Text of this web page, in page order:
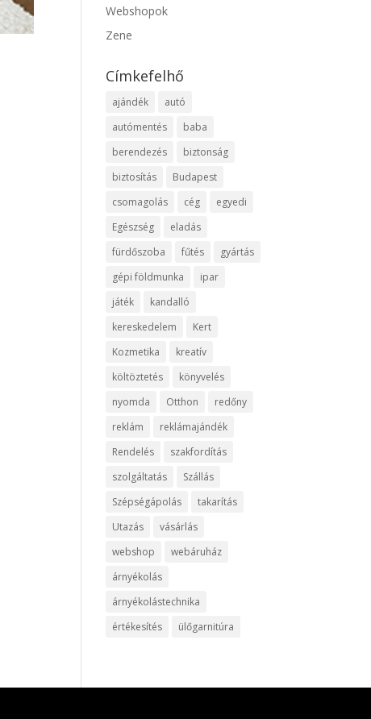
Webshopok
Zene
Címkefelhő
ajándék
autó
autómentés
baba
berendezés
biztonság
biztosítás
Budapest
csomagolás
cég
egyedi
Egészség
eladás
fürdőszoba
fűtés
gyártás
gépi földmunka
ipar
játék
kandalló
kereskedelem
Kert
Kozmetika
kreatív
költöztetés
könyvelés
nyomda
Otthon
redőny
reklám
reklámajándék
Rendelés
szakfordítás
szolgáltatás
Szállás
Szépségápolás
takarítás
Utazás
vásárlás
webshop
webáruház
árnyékolás
árnyékolástechnika
értékesítés
ülőgarnitúra